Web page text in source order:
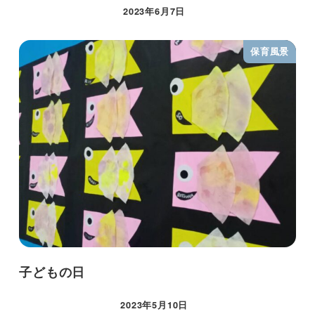
2023年6月7日
保育風景
子どもの日
2023年5月10日